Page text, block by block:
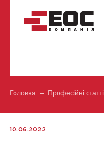
Головна Професійні статті
10.06.2022